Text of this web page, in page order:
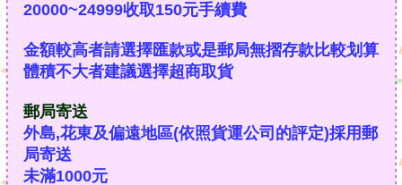
20000~24999收取150元手續費
金額較高者請選擇匯款或是郵局無摺存款比較划算
體積不大者建議選擇超商取貨
郵局寄送
外島,花東及偏遠地區(依照貨運公司的評定)採用郵
局寄送
未滿1000元